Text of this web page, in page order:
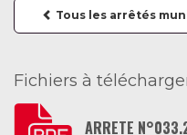
Tous les arrêtés
Fichiers à
ARRETE